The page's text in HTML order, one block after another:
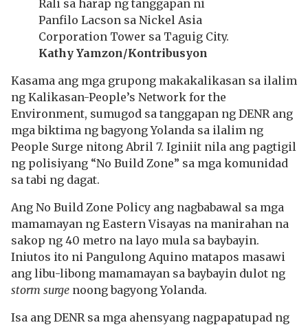
Rali sa harap ng tanggapan ni
Panfilo Lacson sa Nickel Asia
Corporation Tower sa Taguig City.
Kathy Yamzon/Kontribusyon
Kasama ang mga grupong makakalikasan sa ilalim
ng Kalikasan-People’s Network for the
Environment, sumugod sa tanggapan ng DENR ang
mga biktima ng bagyong Yolanda sa ilalim ng
People Surge nitong Abril 7. Iginiit nila ang pagtigil
ng polisiyang “No Build Zone” sa mga komunidad
sa tabi ng dagat.
Ang No Build Zone Policy ang nagbabawal sa mga
mamamayan ng Eastern Visayas na manirahan na
sakop ng 40 metro na layo mula sa baybayin.
Iniutos ito ni Pangulong Aquino matapos masawi
ang libu-libong mamamayan sa baybayin dulot ng
storm surge noong bagyong Yolanda.
Isa ang DENR sa mga ahensyang nagpapatupad ng